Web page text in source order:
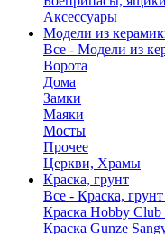
Аксессуары
Модели из
Все - Модели из
Ворота
Дома
Замки
Маяки
Мосты
Прочее
Церкви, Храмы
Краска, грунт
Все - Краска, грунт
Краска Hobby Club
Краска Gunze